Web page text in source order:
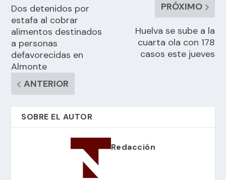
Dos detenidos por
estafa al cobrar
alimentos destinados
a personas
defavorecidas en
Almonte
ANTERIOR
PRÓXIMO
Huelva se sube a la
cuarta ola con 178
casos este jueves
SOBRE EL AUTOR
Redacción